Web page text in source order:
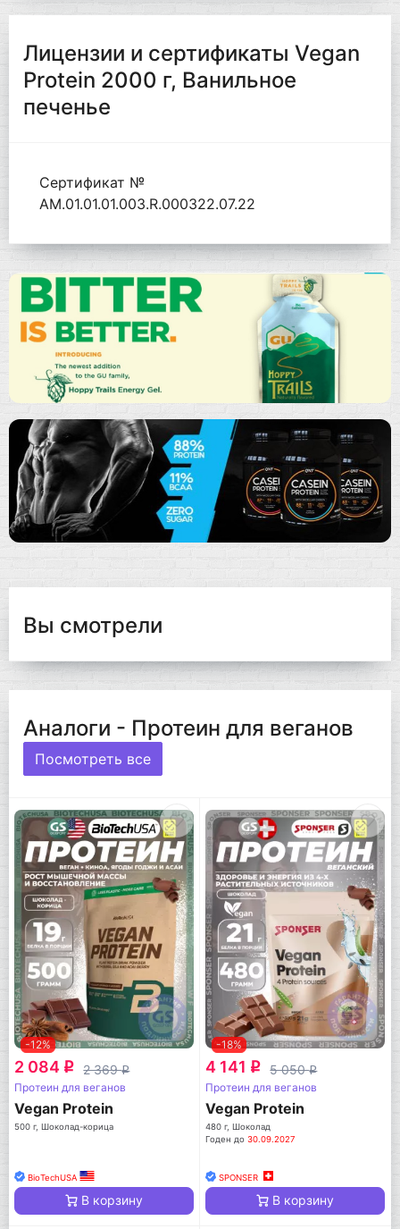
Лицензии и сертификаты Vegan
Protein 2000 г, Ванильное
печенье
Сертификат №
AM.01.01.01.003.R.000322.07.22
Вы смотрели
Аналоги - Протеин для веганов
Посмотреть все
-12%
2 084 q 2 369q
Протеин для веганов
Vegan Protein
500 г, Шоколад-корица
BioTechUSA
В корзину
-18%
4 141 q 5 050q
Протеин для веганов
Vegan Protein
480 г, Шоколад
Годен до30.09.2027
SPONSER
В корзину